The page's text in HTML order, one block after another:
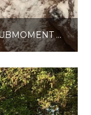
OLIEBOLLENRIT: HET LAATSTE CLUBMOMENT VAN 2025